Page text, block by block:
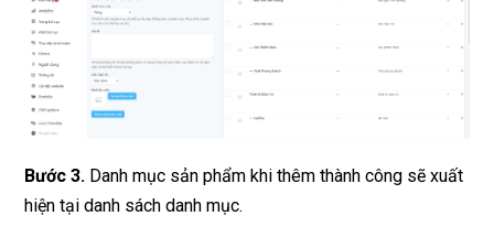
Bước 3. Danh mục sản phẩm khi thêm thành công sẽ xuất
hiện tại danh sách danh mục.